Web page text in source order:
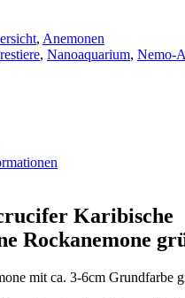
, Anemonen
, Nanoaquarium, Nemo-
Karibische
Rockanemone
mit ca. 3-6cm Grundfarbe